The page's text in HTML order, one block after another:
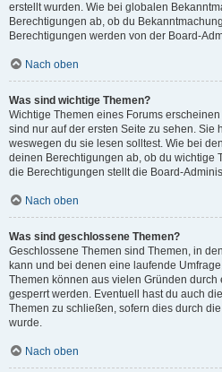
erstellt wurden. Wie bei globalen
Berechtigungen ab, ob du
Berechtigungen werden von der Board-
Nach oben
Was sind wichtige Themen?
Wichtige Themen eines Forums
sind nur auf der ersten Seite zu sehen. Sie
weswegen du sie lesen solltest. Wie bei
deinen Berechtigungen ab, ob du wichtige
die Berechtigungen stellt die Board-
Nach oben
Was sind geschlossene Themen?
Geschlossene Themen sind Themen, in
kann und bei denen eine laufende
Themen können aus vielen Gründen
gesperrt werden. Eventuell hast du auch
Themen zu schließen, sofern dies durch
wurde.
Nach oben